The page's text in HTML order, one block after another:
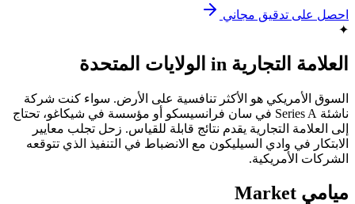
احصل على تدقيق مجاني
✦
العلامة التجارية الولايات المتحدة
السوق الأمريكي هو الأكثر تنافسية على الأرض. سواء كنت شركة
ناشئة Series A في سان فرانسيسكو أو مؤسسة في شيكاغو، تحتاج
إلى العلامة التجارية يقدم نتائج قابلة للقياس. زحل تجلب معايير
الابتكار في وادي السيليكون مع الانضباط في التنفيذ الذي تتوقعه
الشركات الأمريكية.
ميامي